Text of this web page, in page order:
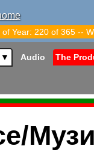
Year: 220 of 365 --
▼ Audio The